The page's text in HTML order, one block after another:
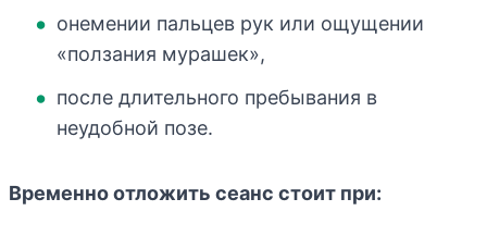
онемении пальцев рук или ощущении
«ползания мурашек»,
после длительного пребывания в
неудобной позе.
Временно отложить сеанс стоит при: